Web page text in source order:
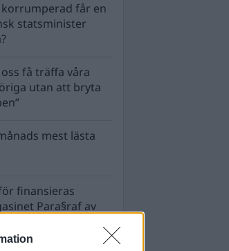
får en
statsminister
oss få träffa våra
utan att bryta
mest lästa
finansieras
Para§raf av